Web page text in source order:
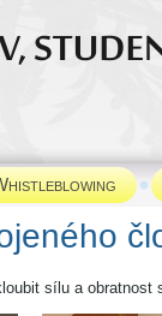
sílu a